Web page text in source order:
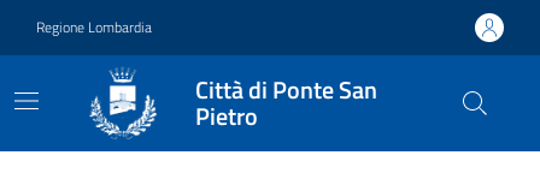
Regione Lombardia
Città di Ponte San
Pietro